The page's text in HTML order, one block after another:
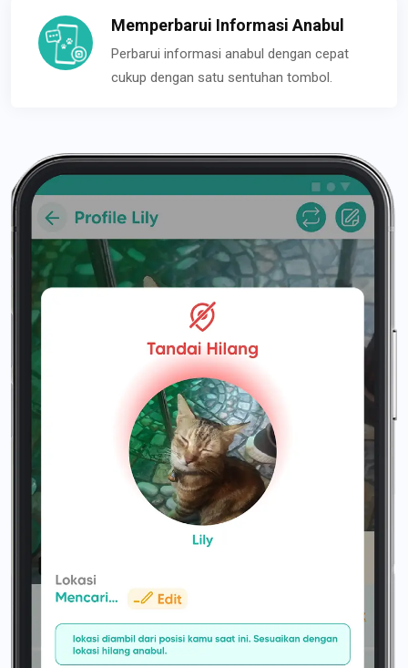
Memperbarui Informasi Anabul
Perbarui informasi anabul dengan cepat
cukup dengan satu sentuhan tombol.